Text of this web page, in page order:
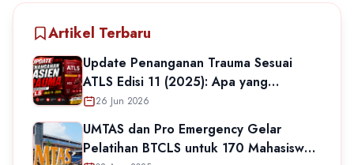
Artikel Terbaru
Update Penanganan Trauma Sesuai
ATLS Edisi 11 (2025): Apa yang
Berubah?
26 Jun 2026
UMTAS dan Pro Emergency Gelar
Pelatihan BTCLS untuk 170 Mahasiswa